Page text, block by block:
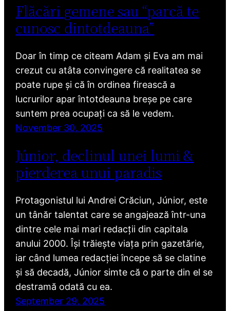
Flăcări gemene sau “parcă te
cunosc dintotdeauna”
Doar în timp ce citeam Adam și Eva am mai
crezut cu atâta convingere că realitatea se
poate rupe și că în ordinea firească a
lucrurilor apar întotdeauna breșe pe care
suntem prea ocupați ca să le vedem.
November 30, 2025
Júnior, declinul unei lumi &
pierderea unui paradis
Protagonistul lui Andrei Crăciun, Júnior, este
un tânăr talentat care se angajează într-una
dintre cele mai mari redacții din capitala
anului 2000. Își trăiește viața prin gazetărie,
iar când lumea redacției începe să se clatine
și să decadă, Júnior simte că o parte din el se
destramă odată cu ea.
September 29, 2025